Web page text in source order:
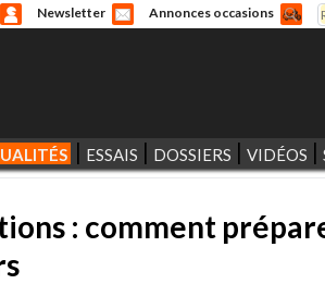
Newsletter Annonces occasions
ESSAIS DOSSIERS VIDÉOS
: comment